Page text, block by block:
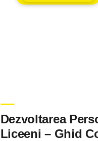
Dezvoltarea
Liceeni – Ghid